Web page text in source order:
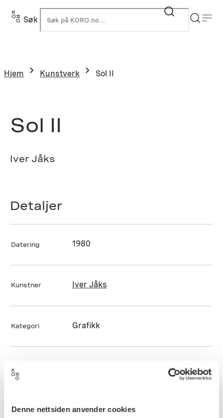
Denne nettsiden anvender cookies
Hopp
Søk
Hjem Kunstverk Sol II
Sol II
Iver Jåks
Detaljer
Datering 1980
Kunstner Iver Jåks
Kategori Grafikk
Teknikk og
materiale